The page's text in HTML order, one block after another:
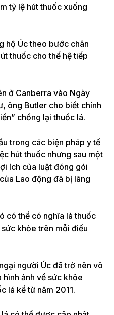
tỷ lệ hút thuốc xuống
hộ Úc theo bước chân
thuốc cho thế hệ tiếp
ở Canberra vào Ngày
ông Butler cho biết chính
chống lại thuốc lá.
trong các biện pháp y tế
hút thuốc nhưng sau một
ích của luật đóng gói
Lao động đã bị lãng
có thể có nghĩa là thuốc
khỏe trên mỗi điếu
người Úc đã trở nên vô
ảnh về sức khỏe
lá kể từ năm 2011.